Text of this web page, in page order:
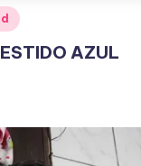
AZUL